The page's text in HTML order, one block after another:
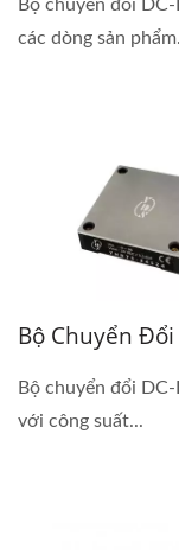
Bộ chuyển đổi
các dòng sản
Bộ Chuyển Đổi
Bộ chuyển đổi
với công suất...